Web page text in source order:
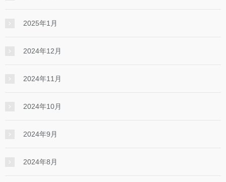
2025年1月
2024年12月
2024年11月
2024年10月
2024年9月
2024年8月